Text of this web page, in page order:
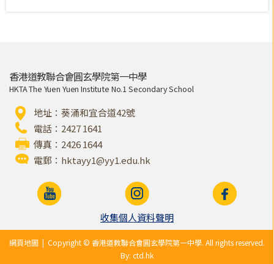
香港道教聯合會圓玄學院第一中學
HKTA The Yuen Yuen Institute No.1 Secondary School
地址：葵涌和宜合道42號
電話：2427 1641
傳真：2426 1644
電郵： hktayy1@yy1.edu.hk
收集個人資料聲明
網頁地圖 | Copyright © 香港道教聯合會圓玄學院第一中學. All rights reserved.
By: ctd.hk